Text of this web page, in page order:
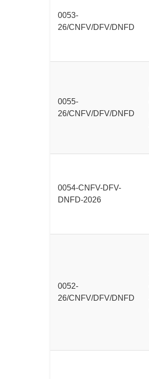
0053-
26/CNFV/DFV/DNFD
0055-
26/CNFV/DFV/DNFD
0054-CNFV-DFV-
DNFD-2026
0052-
26/CNFV/DFV/DNFD